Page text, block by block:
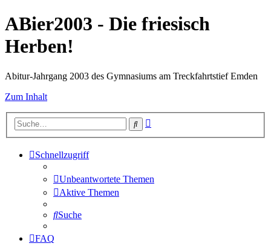
ABier2003 - Die friesisch
Herben!
Abitur-Jahrgang 2003 des Gymnasiums am Treckfahrtstief Emden
Zum Inhalt
Suche
Schnellzugriff
Unbeantwortete Themen
Aktive Themen
Suche
FAQ